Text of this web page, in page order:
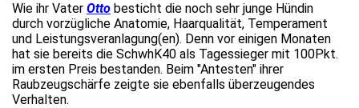
Wie ihr Vater Otto besticht die noch sehr junge Hündin
durch vorzügliche Anatomie, Haarqualität, Temperament
und Leistungsveranlagung(en). Denn vor einigen Monaten
hat sie bereits die SchwhK40 als Tagessieger mit 100Pkt.
im ersten Preis bestanden. Beim "Antesten" ihrer
Raubzeugschärfe zeigte sie ebenfalls überzeugendes
Verhalten.